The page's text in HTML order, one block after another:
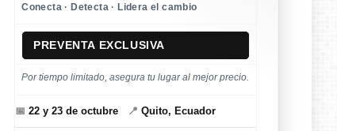
Conecta · Detecta · Lidera el cambio
PREVENTA EXCLUSIVA
Por tiempo limitado, asegura tu lugar al mejor precio.
📅 22 y 23 de octubre 📍 Quito, Ecuador